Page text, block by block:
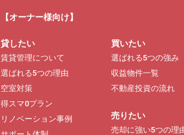
【オーナー様向け】
貸したい
賃貸管理について
選ばれる5つの理由
空室対策
得スマ0プラン
リノベーション事例
買いたい
選ばれる5つの強み
収益物件一覧
不動産投資の流れ
売りたい
売却に強い5つの理